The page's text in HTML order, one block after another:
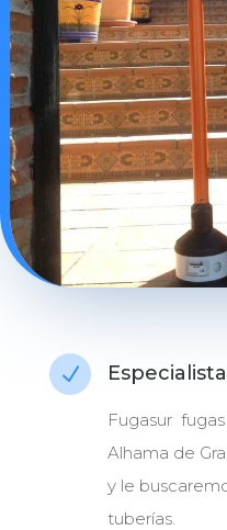
N
Fugasur
Alhama de
y le
tuberías.